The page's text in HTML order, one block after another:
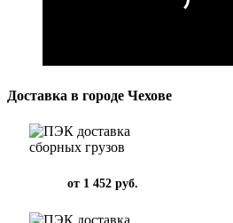
Доставка в городе Чехове
от 1 452 руб.